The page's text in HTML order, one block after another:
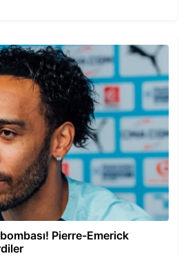
Pierre-Emerick